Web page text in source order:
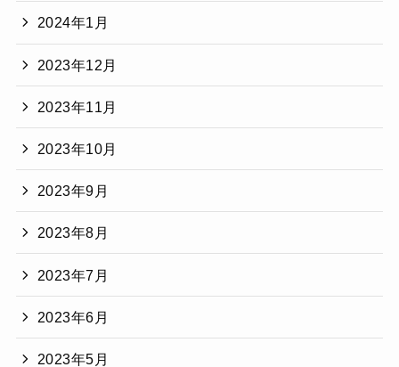
2024年1月
2023年12月
2023年11月
2023年10月
2023年9月
2023年8月
2023年7月
2023年6月
2023年5月